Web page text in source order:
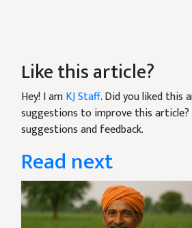
Like this article?
Hey! I amKJ Staff. Did you liked this
suggestions to improve this article?
suggestions and feedback.
Read next